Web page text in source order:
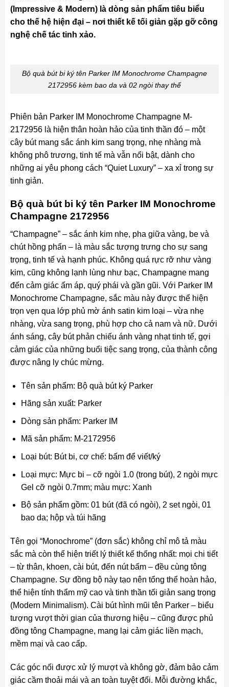
(Impressive & Modern) là dòng sản phẩm tiêu biểu
cho thế hệ hiện đại – nơi thiết kế tối giản gặp gỡ công
nghệ chế tác tinh xảo.
Bộ quà bút bi ký tên Parker IM Monochrome Champagne
2172956 kèm bao da và 02 ngòi thay thế
Phiên bản Parker IM Monochrome Champagne M-
2172956 là hiện thân hoàn hảo của tinh thần đó – một
cây bút mang sắc ánh kim sang trọng, nhẹ nhàng mà
không phô trương, tinh tế mà vẫn nổi bật, dành cho
những ai yêu phong cách “Quiet Luxury” – xa xỉ trong sự
tinh giản.
Bộ quà bút bi ký tên Parker IM Monochrome
Champagne 2172956
“Champagne” – sắc ánh kim nhẹ, pha giữa vàng, be và
chút hồng phấn – là màu sắc tượng trưng cho sự sang
trọng, tinh tế và hạnh phúc. Không quá rực rỡ như vàng
kim, cũng không lạnh lùng như bạc, Champagne mang
đến cảm giác ấm áp, quý phái và gần gũi. Với Parker IM
Monochrome Champagne, sắc màu này được thể hiện
trọn vẹn qua lớp phủ mờ ánh satin kim loại – vừa nhẹ
nhàng, vừa sang trọng, phù hợp cho cả nam và nữ. Dưới
ánh sáng, cây bút phản chiếu ánh vàng nhạt tinh tế, gợi
cảm giác của những buổi tiệc sang trọng, của thành công
được nâng ly chúc mừng.
Tên sản phẩm: Bộ quà bút ký Parker
Hãng sản xuất: Parker
Dòng sản phẩm: Parker IM
Mã sản phẩm: M-2172956
Loại bút: Bút bi, cơ chế: bấm để viết/ký
Loại mực: Mực bi – cỡ ngòi 1.0 (trong bút), 2 ngòi mực
Gel cỡ ngòi 0.7mm; màu mực: Xanh
Bộ sản phẩm gồm: 01 bút (đã có ngòi), 2 set ngòi, 01
bao da; hộp và túi hãng
Tên gọi “Monochrome” (đơn sắc) không chỉ mô tả màu
sắc mà còn thể hiện triết lý thiết kế thống nhất: mọi chi tiết
– từ thân, khoen, cài bút, đến nút bấm – đều cùng tông
Champagne. Sự đồng bộ này tạo nên tổng thể hoàn hảo,
thể hiện tính thẩm mỹ cao và tinh thần tối giản sang trọng
(Modern Minimalism). Cài bút hình mũi tên Parker – biểu
tượng vượt thời gian của thương hiệu – cũng được phủ
đồng tông Champagne, mang lại cảm giác liền mạch,
mềm mại và cao cấp.
Các góc nối được xử lý mượt và không gờ, đảm bảo cảm
giác cầm thoải mái và an toàn tuyệt đối. Mỗi đường khắc,